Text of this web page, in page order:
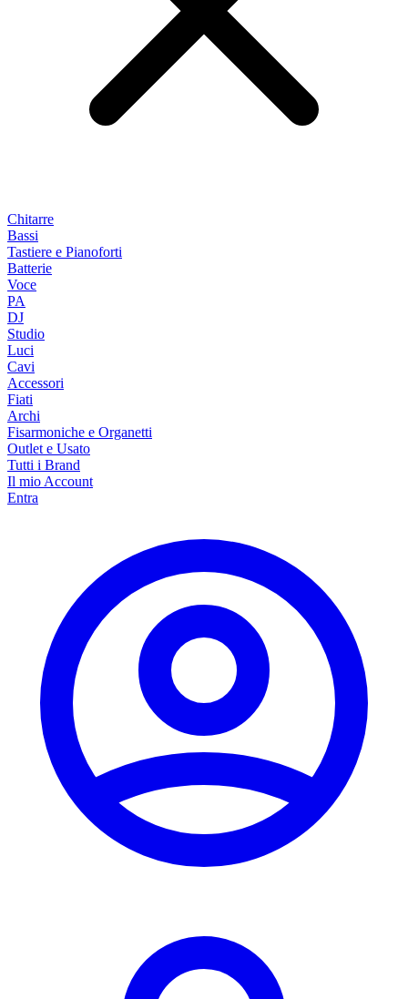
Chitarre
Bassi
Tastiere e Pianoforti
Batterie
Voce
PA
DJ
Studio
Luci
Cavi
Accessori
Fiati
Archi
Fisarmoniche e Organetti
Outlet e Usato
Tutti i Brand
Il mio Account
Entra